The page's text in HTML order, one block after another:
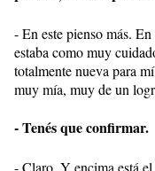
- En este pienso más.
estaba como muy
totalmente nueva para
muy mía, muy de un
- Tenés que confirmar.